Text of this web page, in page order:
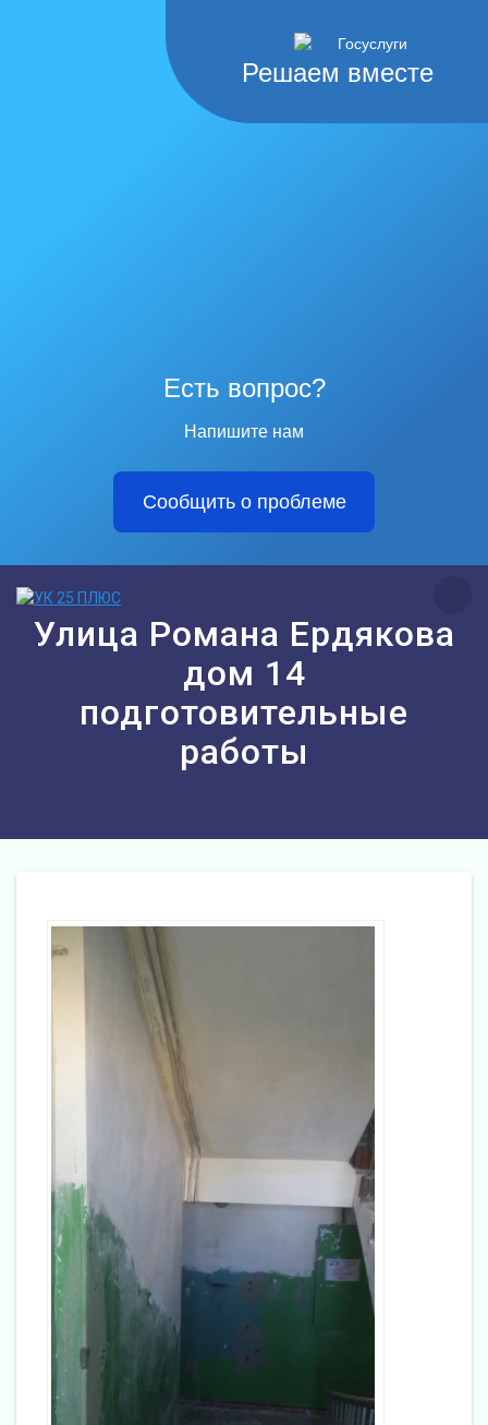
Решаем вместе
Есть вопрос?
Напишите нам
Сообщить о проблеме
контенту
Улица Романа Ердякова
дом 14
подготовительные
работы